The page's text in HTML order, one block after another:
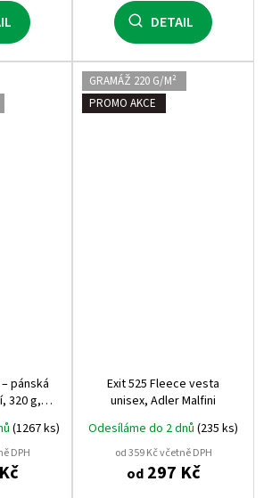
DETAIL
pánská
320 g,
strana,
na trhu
(1267 ks)
DPH
GRAMÁŽ 220 G/M²
PROMO AKCE
Exit 525 Fleece vesta
unisex, Adler Malfini
Odesíláme do 2 dnů (235 ks)
od 359 Kč včetně DPH
od297 Kč